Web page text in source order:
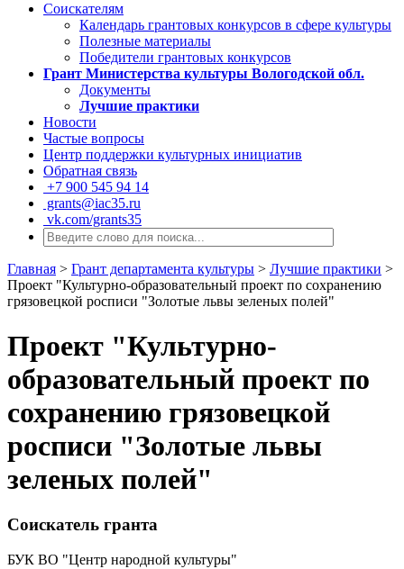
Соискателям
Календарь грантовых конкурсов в сфере культуры
Полезные материалы
Победители грантовых конкурсов
Грант Министерства культуры Вологодской обл.
Документы
Лучшие практики
Новости
Частые вопросы
Центр поддержки культурных инициатив
Обратная связь
+7 900 545 94 14
grants@iac35.ru
vk.com/grants35
Главная > Грант департамента культуры > Лучшие практики >
Проект "Культурно-образовательный проект по сохранению
грязовецкой росписи "Золотые львы зеленых полей"
Проект "Культурно-
образовательный проект по
сохранению грязовецкой
росписи "Золотые львы
зеленых полей"
Соискатель гранта
БУК ВО "Центр народной культуры"